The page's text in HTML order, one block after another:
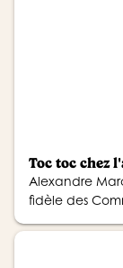
Toc toc chez
Alexandre
fidèle des